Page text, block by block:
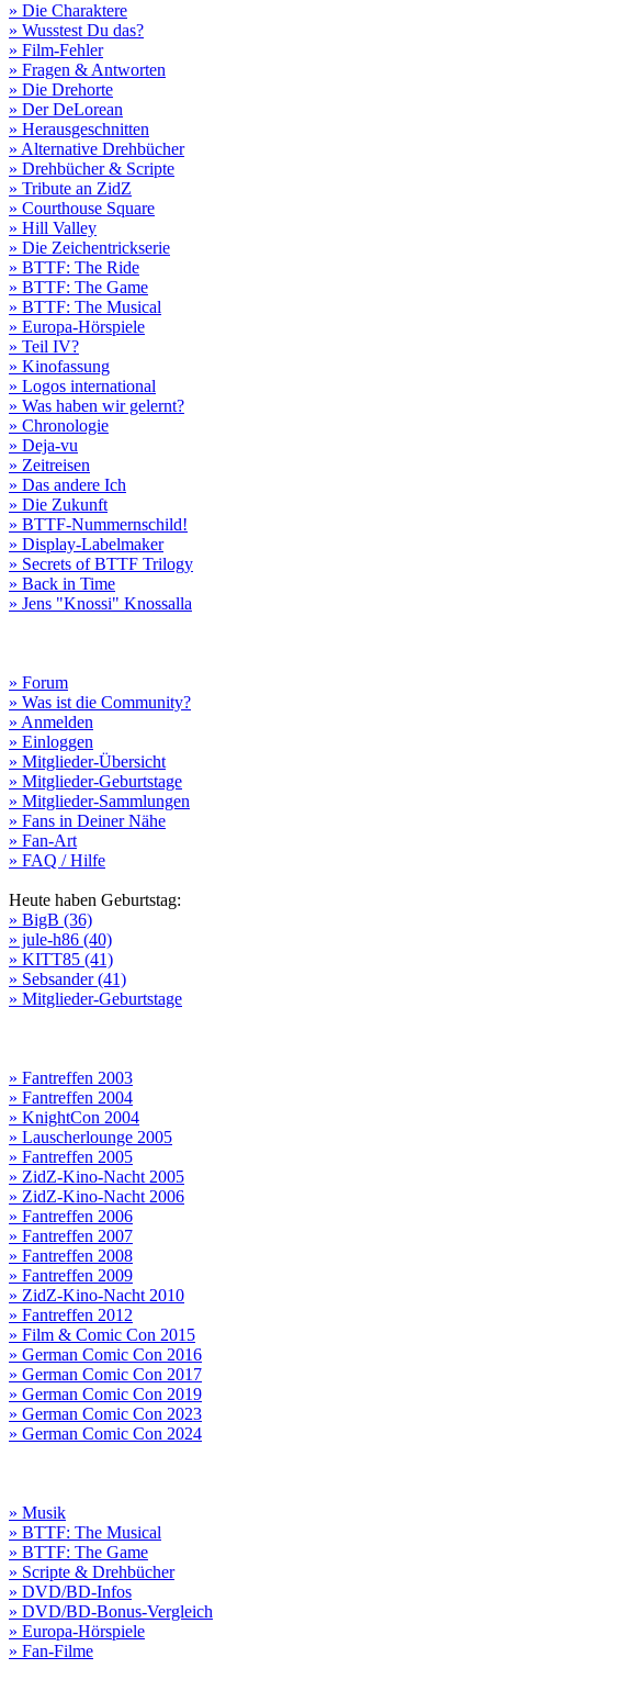
» Die Charaktere
» Wusstest Du das?
» Film-Fehler
» Fragen & Antworten
» Die Drehorte
» Der DeLorean
» Herausgeschnitten
» Alternative Drehbücher
» Drehbücher & Scripte
» Tribute an ZidZ
» Courthouse Square
» Hill Valley
» Die Zeichentrickserie
» BTTF: The Ride
» BTTF: The Game
» BTTF: The Musical
» Europa-Hörspiele
» Teil IV?
» Kinofassung
» Logos international
» Was haben wir gelernt?
» Chronologie
» Deja-vu
» Zeitreisen
» Das andere Ich
» Die Zukunft
» BTTF-Nummernschild!
» Display-Labelmaker
» Secrets of BTTF Trilogy
» Back in Time
» Jens "Knossi" Knossalla
» Forum
» Was ist die Community?
» Anmelden
» Einloggen
» Mitglieder-Übersicht
» Mitglieder-Geburtstage
» Mitglieder-Sammlungen
» Fans in Deiner Nähe
» Fan-Art
» FAQ / Hilfe
Heute haben Geburtstag:
» BigB (36)
» jule-h86 (40)
» KITT85 (41)
» Sebsander (41)
» Mitglieder-Geburtstage
» Fantreffen 2003
» Fantreffen 2004
» KnightCon 2004
» Lauscherlounge 2005
» Fantreffen 2005
» ZidZ-Kino-Nacht 2005
» ZidZ-Kino-Nacht 2006
» Fantreffen 2006
» Fantreffen 2007
» Fantreffen 2008
» Fantreffen 2009
» ZidZ-Kino-Nacht 2010
» Fantreffen 2012
» Film & Comic Con 2015
» German Comic Con 2016
» German Comic Con 2017
» German Comic Con 2019
» German Comic Con 2023
» German Comic Con 2024
» Musik
» BTTF: The Musical
» BTTF: The Game
» Scripte & Drehbücher
» DVD/BD-Infos
» DVD/BD-Bonus-Vergleich
» Europa-Hörspiele
» Fan-Filme